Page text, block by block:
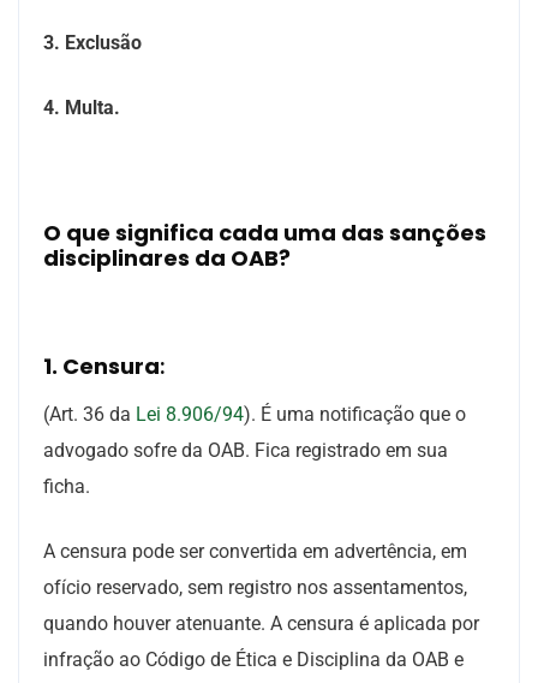
3. Exclusão
4. Multa.
O que significa cada uma das sanções
disciplinares da OAB?
1. Censura:
(Art. 36 da Lei 8.906/94). É uma notificação que o
advogado sofre da OAB. Fica registrado em sua
ficha.
A censura pode ser convertida em advertência, em
ofício reservado, sem registro nos assentamentos,
quando houver atenuante. A censura é aplicada por
infração ao Código de Ética e Disciplina da OAB e